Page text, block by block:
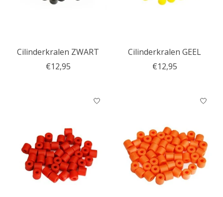
Cilinderkralen ZWART
€12,95
Cilinderkralen GEEL
€12,95